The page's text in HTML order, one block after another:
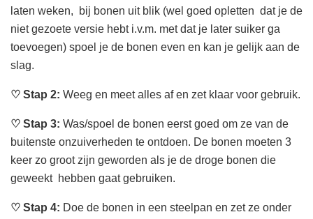
laten weken, bij bonen uit blik (wel goed opletten dat je de
niet gezoete versie hebt i.v.m. met dat je later suiker ga
toevoegen) spoel je de bonen even en kan je gelijk aan de
slag.
♡ Stap 2: Weeg en meet alles af en zet klaar voor gebruik.
♡ Stap 3: Was/spoel de bonen eerst goed om ze van de
buitenste onzuiverheden te ontdoen. De bonen moeten 3
keer zo groot zijn geworden als je de droge bonen die
geweekt hebben gaat gebruiken.
♡ Stap 4: Doe de bonen in een steelpan en zet ze onder